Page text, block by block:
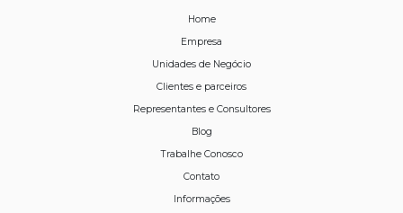
Home
Empresa
Unidades de Negócio
Clientes e parceiros
Representantes e Consultores
Blog
Trabalhe Conosco
Contato
Informações